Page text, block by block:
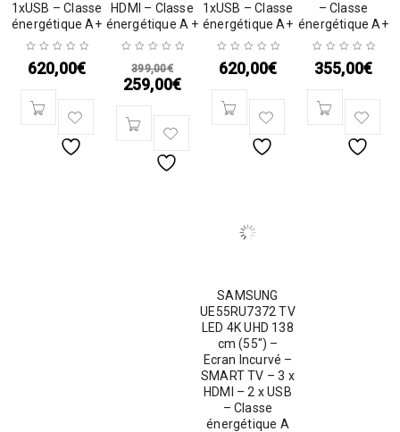
1xUSB – Classe
énergétique A+
620,00€
HDMI – Classe
énergétique A +
399,00€
259,00€
1xUSB – Classe
énergétique A+
620,00€
– Classe
énergétique A+
355,00€
SAMSUNG
UE55RU7372 TV
LED 4K UHD 138
cm (55″) –
Ecran Incurvé –
SMART TV – 3 x
HDMI – 2 x USB
– Classe
énergétique A